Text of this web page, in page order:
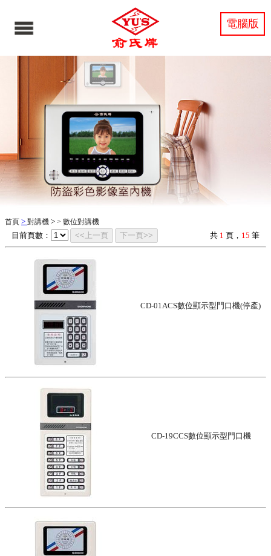
電腦版
首頁 > 對講機 > > 數位對講機
目前頁數： <<上一頁 下一頁>> 共 1 頁， 15 筆
CD-01ACS數位顯示型門口機(停產)
CD-19CCS數位顯示型門口機